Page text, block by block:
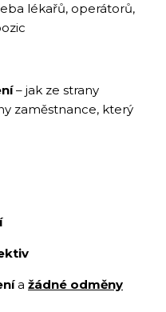
lékařů, operátorů,
– jak ze strany
zaměstnance, který
a žádné odměny